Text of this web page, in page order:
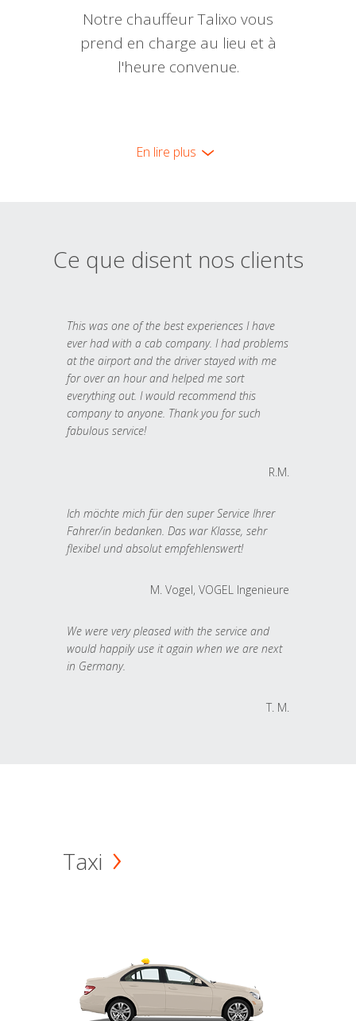
Notre chauffeur Talixo vous
prend en charge au lieu et à
l'heure convenue.
En lire plus
Ce que disent nos clients
This was one of the best experiences I have
ever had with a cab company. I had problems
at the airport and the driver stayed with me
for over an hour and helped me sort
everything out. I would recommend this
company to anyone. Thank you for such
fabulous service!
R.M.
Ich möchte mich für den super Service Ihrer
Fahrer/in bedanken. Das war Klasse, sehr
flexibel und absolut empfehlenswert!
M. Vogel, VOGEL Ingenieure
We were very pleased with the service and
would happily use it again when we are next
in Germany.
T. M.
Taxi